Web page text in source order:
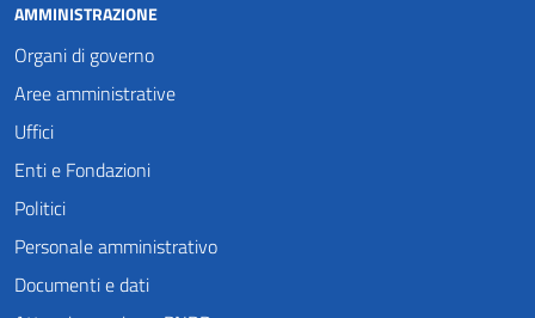
AMMINISTRAZIONE
Organi di governo
Aree amministrative
Uffici
Enti e Fondazioni
Politici
Personale amministrativo
Documenti e dati